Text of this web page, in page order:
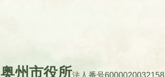
奥州市役所法人番号6000020032158